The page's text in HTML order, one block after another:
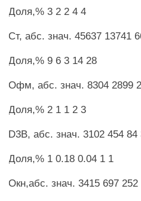
Доля,% 3 2 2 4 4
Ст, абс. знач. 45637 13741
Доля,% 9 6 3 14 28
Офм, абс. знач. 8304 2899
Доля,% 2 1 1 2 3
D3B, абс. знач. 3102 454 84
Доля,% 1 0.18 0.04 1 1
Окн,абс. знач. 3415 697 252